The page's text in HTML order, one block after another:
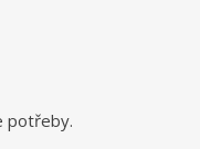
potřeby.